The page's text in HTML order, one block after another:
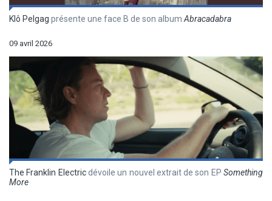
Klô Pelgag présente une face B de son album Abracadabra
09 avril 2026
The Franklin Electricdévoile un nouvel extrait de son EPSomething
More